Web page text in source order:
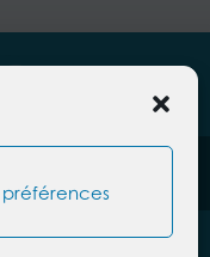
préférences
Instagram
Youtube